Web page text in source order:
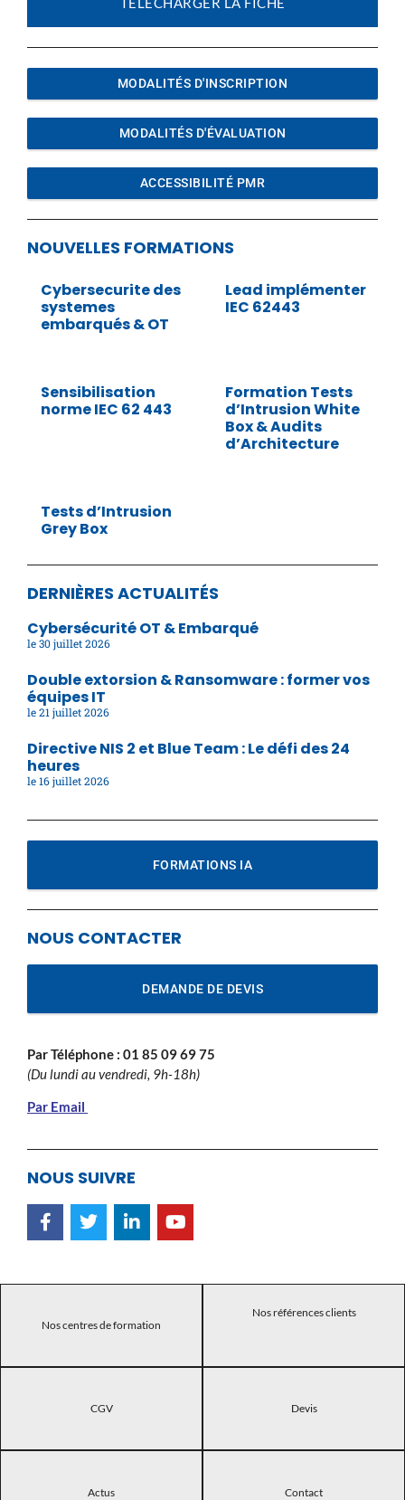
MODALITÉS D'INSCRIPTION
MODALITÉS D'ÉVALUATION
ACCESSIBILITÉ PMR
NOUVELLES FORMATIONS
Cybersecurite des
systemes
embarqués & OT
Lead implémenter
IEC 62443
Sensibilisation
norme IEC 62 443
Formation Tests
d’Intrusion White
Box & Audits
d’Architecture
Tests d’Intrusion
Grey Box
DERNIÈRES ACTUALITÉS
Cybersécurité OT & Embarqué
30 juillet 2026
Double extorsion & Ransomware : former vos
équipes IT
21 juillet 2026
Directive NIS 2 et Blue Team : Le défi des 24
heures
16 juillet 2026
FORMATIONS IA
NOUS CONTACTER
DEMANDE DE DEVIS
Par Téléphone : 01 85 09 69 75
(Du lundi au vendredi, 9h-18h)
Par Email
NOUS SUIVRE
Nos centres de formation
Nos références clients
CGV Devis
Actus Contact